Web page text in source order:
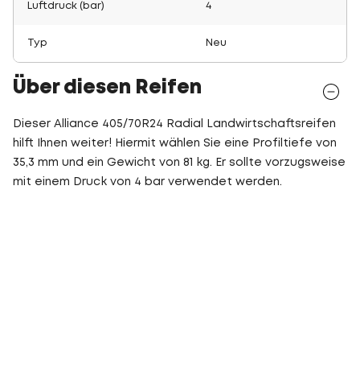
Luftdruck (bar) 4
Typ Neu
Über diesen Reifen
Dieser Alliance 405/70R24 Radial Landwirtschaftsreifen
hilft Ihnen weiter! Hiermit wählen Sie eine Profiltiefe von
35,3 mm und ein Gewicht von 81 kg. Er sollte vorzugsweise
mit einem Druck von 4 bar verwendet werden.